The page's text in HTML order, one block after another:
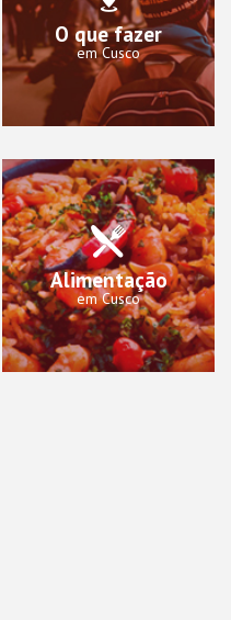
O que fazer
em Cusco
Alimentação
em Cusco